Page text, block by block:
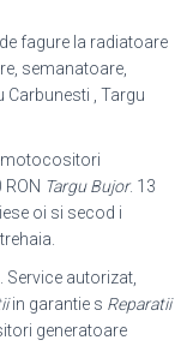
fagure la radiatoare
semanatoare,
Carbunesti , Targu
Targu Bujor. 13
oi si secod i
autorizat,
in garantie s Reparatii
generatoare